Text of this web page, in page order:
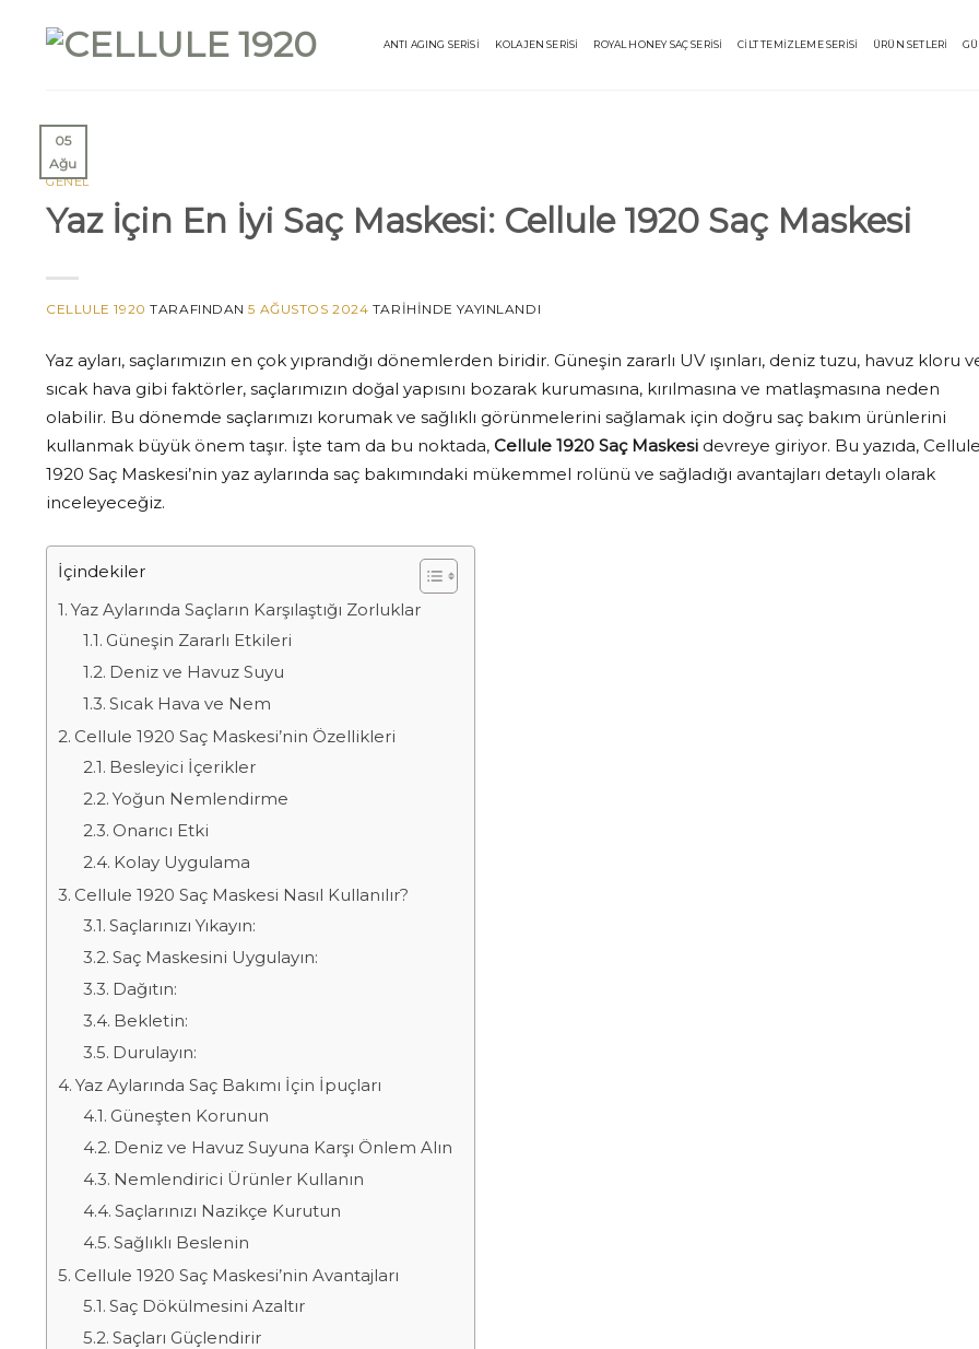
ANTI AGING SERİSİ KOLAJEN SERİSİ ROYAL HONEY SAÇ SERİSİ CİLT TEMİZLEME SERİSİ ÜRÜN SETLERİ
05
Ağu
GENEL
Yaz İçin En İyi Saç Maskesi: Cellule 1920 Saç Maskesi
CELLULE 1920 TARAFINDAN 5 AĞUSTOS 2024 TARIHINDE YAYINLANDI
Yaz ayları, saçlarımızın en çok yıprandığı dönemlerden biridir. Güneşin zararlı UV ışınları, deniz tuzu, havuz kloru
sıcak hava gibi faktörler, saçlarımızın doğal yapısını bozarak kurumasına, kırılmasına ve matlaşmasına neden
olabilir. Bu dönemde saçlarımızı korumak ve sağlıklı görünmelerini sağlamak için doğru saç bakım ürünlerini
kullanmak büyük önem taşır. İşte tam da bu noktada, Cellule 1920 Saç Maskesi devreye giriyor. Bu yazıda,
1920 Saç Maskesi’nin yaz aylarında saç bakımındaki mükemmel rolünü ve sağladığı avantajları detaylı olarak
inceleyeceğiz.
İçindekiler
Yaz Aylarında Saçların Karşılaştığı Zorluklar
Güneşin Zararlı Etkileri
Deniz ve Havuz Suyu
Sıcak Hava ve Nem
Cellule 1920 Saç Maskesi’nin Özellikleri
Besleyici İçerikler
Yoğun Nemlendirme
Onarıcı Etki
Kolay Uygulama
Cellule 1920 Saç Maskesi Nasıl Kullanılır?
Saçlarınızı Yıkayın:
Saç Maskesini Uygulayın:
Dağıtın:
Bekletin:
Durulayın:
Yaz Aylarında Saç Bakımı İçin İpuçları
Güneşten Korunun
Deniz ve Havuz Suyuna Karşı Önlem Alın
Nemlendirici Ürünler Kullanın
Saçlarınızı Nazikçe Kurutun
Sağlıklı Beslenin
Cellule 1920 Saç Maskesi’nin Avantajları
Saç Dökülmesini Azaltır
Saçları Güçlendirir